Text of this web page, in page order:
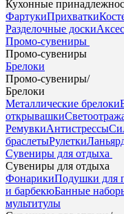
Кухонные
ФартукиПрихватки
Разделочные доски
Промо-сувениры
Промо-сувениры
Брелоки
Промо-сувениры/
Брелоки
Металлические брелоки
открывашки
РемувкиАнтистрессы
браслетыРулетки
Сувениры для отдыха
Сувениры для отдыха
ФонарикиПодушки для
и барбекюБанные
мультитулы